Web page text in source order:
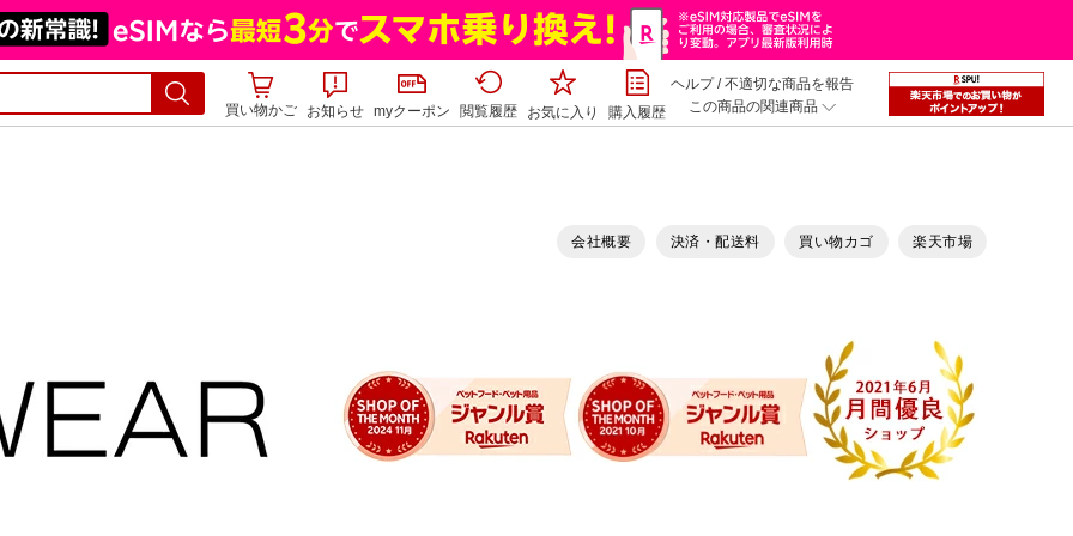
買い物かご お知らせ myクーポン 閲覧履歴 お気に入り 購入履歴
ヘルプ/不適切な商品を報告
この商品の関連商品